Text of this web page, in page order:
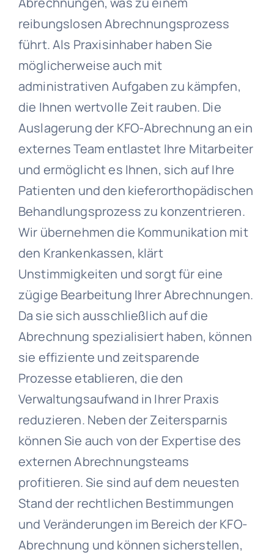
reibungslosen Abrechnungsprozess
führt. Als Praxisinhaber haben Sie
möglicherweise auch mit
administrativen Aufgaben zu kämpfen,
die Ihnen wertvolle Zeit rauben. Die
Auslagerung der KFO-Abrechnung an ein
externes Team entlastet Ihre Mitarbeiter
und ermöglicht es Ihnen, sich auf Ihre
Patienten und den kieferorthopädischen
Behandlungsprozess zu konzentrieren.
Wir übernehmen die Kommunikation mit
den Krankenkassen, klärt
Unstimmigkeiten und sorgt für eine
zügige Bearbeitung Ihrer Abrechnungen.
Da sie sich ausschließlich auf die
Abrechnung spezialisiert haben, können
sie effiziente und zeitsparende
Prozesse etablieren, die den
Verwaltungsaufwand in Ihrer Praxis
reduzieren. Neben der Zeitersparnis
können Sie auch von der Expertise des
externen Abrechnungsteams
profitieren. Sie sind auf dem neuesten
Stand der rechtlichen Bestimmungen
und Veränderungen im Bereich der KFO-
Abrechnung und können sicherstellen,